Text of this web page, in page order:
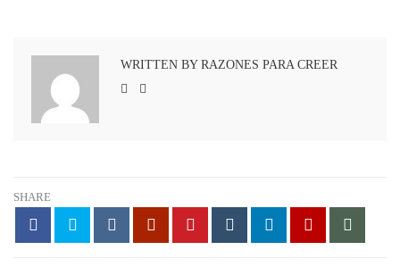
WRITTEN BY RAZONES PARA CREER
SHARE